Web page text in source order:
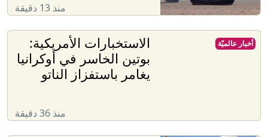
منذ 13 دقيقة
الاستخبارات الأمريكية:
بوتين الخاسر في أوكرانيا
يغامر باستفزاز الناتو
منذ 36 دقيقة
أخبار عالميّة